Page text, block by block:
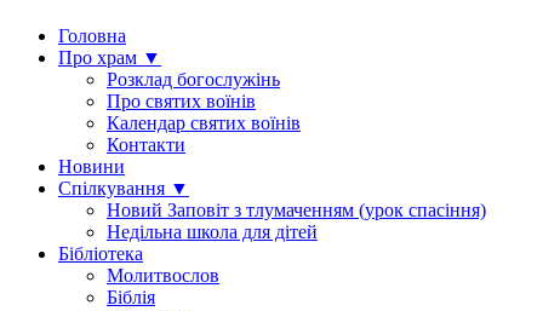
Головна
Про храм ▼
Розклад богослужінь
Про святих воїнів
Календар святих воїнів
Контакти
Новини
Спілкування ▼
Новий Заповіт з тлумаченням (урок спасіння)
Недільна школа для дітей
Бібліотека
Молитвослов
Біблія